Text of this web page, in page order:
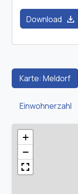
Download download
Karte: Meldorf
Einwohnerzahl
+
−